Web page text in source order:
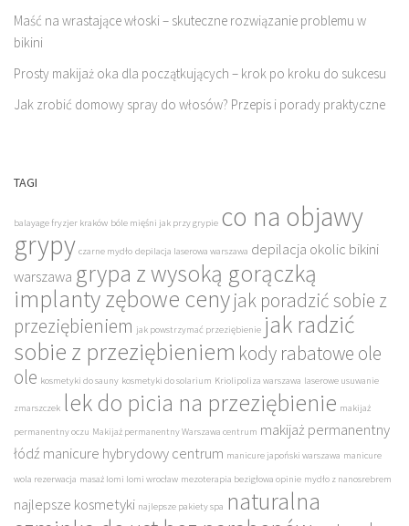
Maść na wrastające włoski – skuteczne rozwiązanie problemu w
bikini
Prosty makijaż oka dla początkujących – krok po kroku do sukcesu
Jak zrobić domowy spray do włosów? Przepis i porady praktyczne
TAGI
balayage fryzjer kraków bóle mięśni jak przy grypie co na objawy
grypy czarne mydło depilacja laserowa warszawa depilacja okolic bikini
warszawa grypa z wysoką gorączką
implanty zębowe cenyjak poradzić sobie z
przeziębieniem jak powstrzymać przeziębienie jak radzić
sobie z przeziębieniem kody rabatowe ole
ole kosmetyki do sauny kosmetyki do solarium Kriolipoliza warszawa laserowe usuwanie
zmarszczek lek do picia na przeziębienie makijaż
permanentny oczu Makijaż permanentny Warszawa centrum makijaż permanentny
łódź manicure hybrydowy centrum manicure japoński warszawa manicure
wola rezerwacja masaż lomi lomi wrocław mezoterapia bezigłowa opinie mydło z nanosrebrem
najlepsze kosmetyki najlepsze pakiety spa naturalna